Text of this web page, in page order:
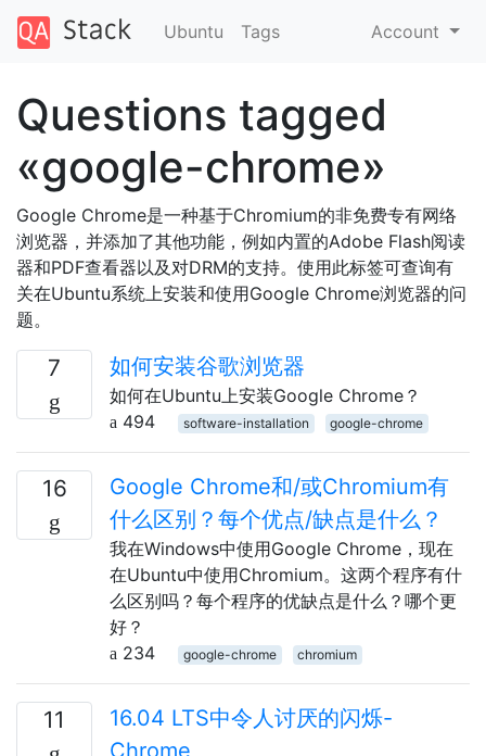
Ubuntu Tags Account
Questions tagged
«google-chrome»
Google Chrome是一种基于Chromium的非免费专有网络
浏览器，并添加了其他功能，例如内置的Adobe Flash阅读
器和PDF查看器以及对DRM的支持。使用此标签可查询有
关在Ubuntu系统上安装和使用Google Chrome浏览器的问
题。
7 如何安装谷歌浏览器
如何在Ubuntu上安装Google Chrome？
494
software-installation google-chrome
16
Google Chrome和/或Chromium有
什么区别？每个优点/缺点是什么？
我在Windows中使用Google Chrome，现在
在Ubuntu中使用Chromium。这两个程序有什
么区别吗？每个程序的优缺点是什么？哪个更
好？
234
google-chrome chromium
11
16.04 LTS中令人讨厌的闪烁-
Chrome